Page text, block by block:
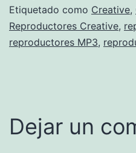
Etiquetado como Creative,
Reproductores Creative,
reproductores MP3,
Dejar un